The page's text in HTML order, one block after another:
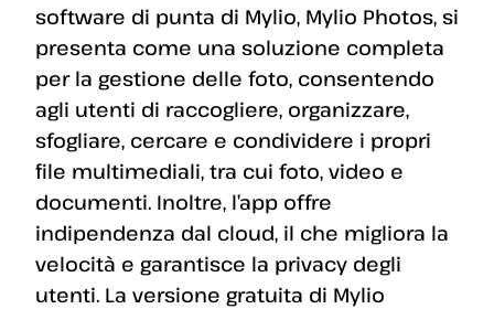
software di punta di Mylio, Mylio Photos, si
presenta come una soluzione completa
per la gestione delle foto, consentendo
agli utenti di raccogliere, organizzare,
sfogliare, cercare e condividere i propri
file multimediali, tra cui foto, video e
documenti. Inoltre, l’app offre
indipendenza dal cloud, il che migliora la
velocità e garantisce la privacy degli
utenti. La versione gratuita di Mylio